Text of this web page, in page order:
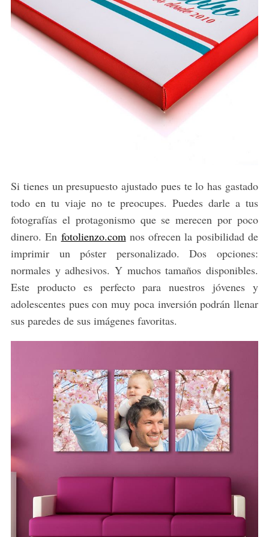
Si tienes un presupuesto ajustado pues te lo has gastado
todo en tu viaje no te preocupes. Puedes darle a tus
fotografías el protagonismo que se merecen por poco
dinero. En fotolienzo.comnos ofrecen la posibilidad de
imprimir un póster personalizado. Dos opciones:
normales y adhesivos. Y muchos tamaños disponibles.
Este producto es perfecto para nuestros jóvenes y
adolescentes pues con muy poca inversión podrán llenar
sus paredes de sus imágenes favoritas.